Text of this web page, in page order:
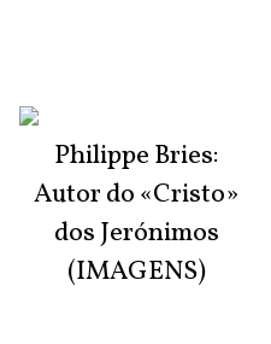
Philippe Bries:
Autor do «Cristo»
dos Jerónimos
(IMAGENS)